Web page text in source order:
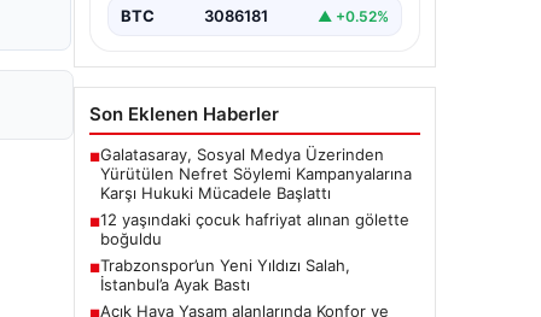
BTC 3086181 ▲ +0.52%
Son Eklenen Haberler
■Galatasaray, Sosyal Medya Üzerinden
Yürütülen Nefret Söylemi Kampanyalarına
Karşı Hukuki Mücadele Başlattı
■12 yaşındaki çocuk hafriyat alınan gölette
boğuldu
■Trabzonspor’un Yeni Yıldızı Salah,
İstanbul’a Ayak Bastı
■Açık Hava Yaşam alanlarında Konfor ve